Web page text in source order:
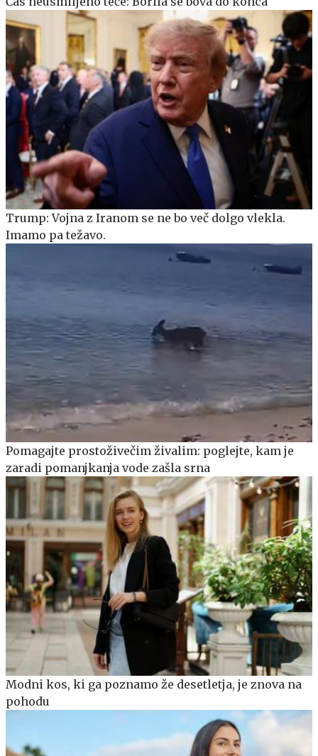
Trump: Vojna z Iranom se ne bo več dolgo vlekla.
Imamo pa težavo.
Pomagajte prostoživečim živalim: poglejte, kam je
zaradi pomanjkanja vode zašla srna
Modni kos, ki ga poznamo že desetletja, je znova na
pohodu